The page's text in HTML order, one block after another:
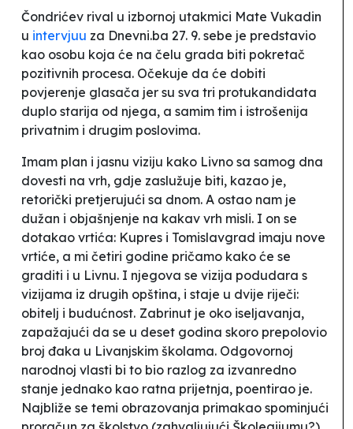
Čondrićev rival u izbornoj utakmici Mate Vukadin
u intervjuu za Dnevni.ba 27. 9. sebe je predstavio
kao osobu koja će na čelu grada biti pokretač
pozitivnih procesa. Očekuje da će dobiti
povjerenje glasača jer su sva tri protukandidata
duplo starija od njega, a samim tim i istrošenija
privatnim i drugim poslovima.
Imam plan i jasnu viziju kako Livno sa samog dna
dovesti na vrh, gdje zaslužuje biti, kazao je,
retorički pretjerujući sa dnom. A ostao nam je
dužan i objašnjenje na kakav vrh misli. I on se
dotakao vrtića: Kupres i Tomislavgrad imaju nove
vrtiće, a mi četiri godine pričamo kako će se
graditi i u Livnu. I njegova se vizija podudara s
vizijama iz drugih opština, i staje u dvije riječi:
obitelj i budućnost. Zabrinut je oko iseljavanja,
zapažajući da se u deset godina skoro prepolovio
broj đaka u Livanjskim školama. Odgovornoj
narodnoj vlasti bi to bio razlog za izvanredno
stanje jednako kao ratna prijetnja, poentirao je.
Najbliže se temi obrazovanja primakao spominjući